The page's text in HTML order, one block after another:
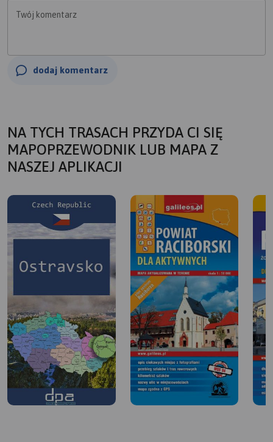
Twój komentarz
dodaj komentarz
NA TYCH TRASACH PRZYDA CI SIĘ
MAPOPRZEWODNIK LUB MAPA Z
NASZEJ APLIKACJI